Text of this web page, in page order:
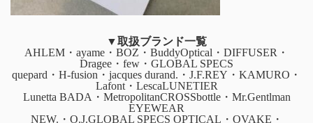
▼取扱ブランド一覧
AHLEM・ayame・BOZ・BuddyOptical・DIFFUSER・
Dragee・few・GLOBAL SPECS
quepard・H-fusion・jacques durand.・J.F.REY・KAMURO・
Lafont・LescaLUNETIER
Lunetta BADA・MetropolitanCROSSbottle・Mr.Gentlman
EYEWEAR
NEW.・O.J.GLOBAL SPECS OPTICAL・OVAKE・